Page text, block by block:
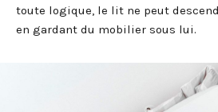
toute logique, le lit ne peut
en gardant du mobilier sous lui.